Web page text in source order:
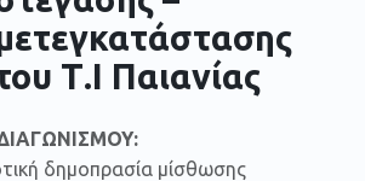
Τ.Ι Παιανίας
δημοπρασία μίσθωσης